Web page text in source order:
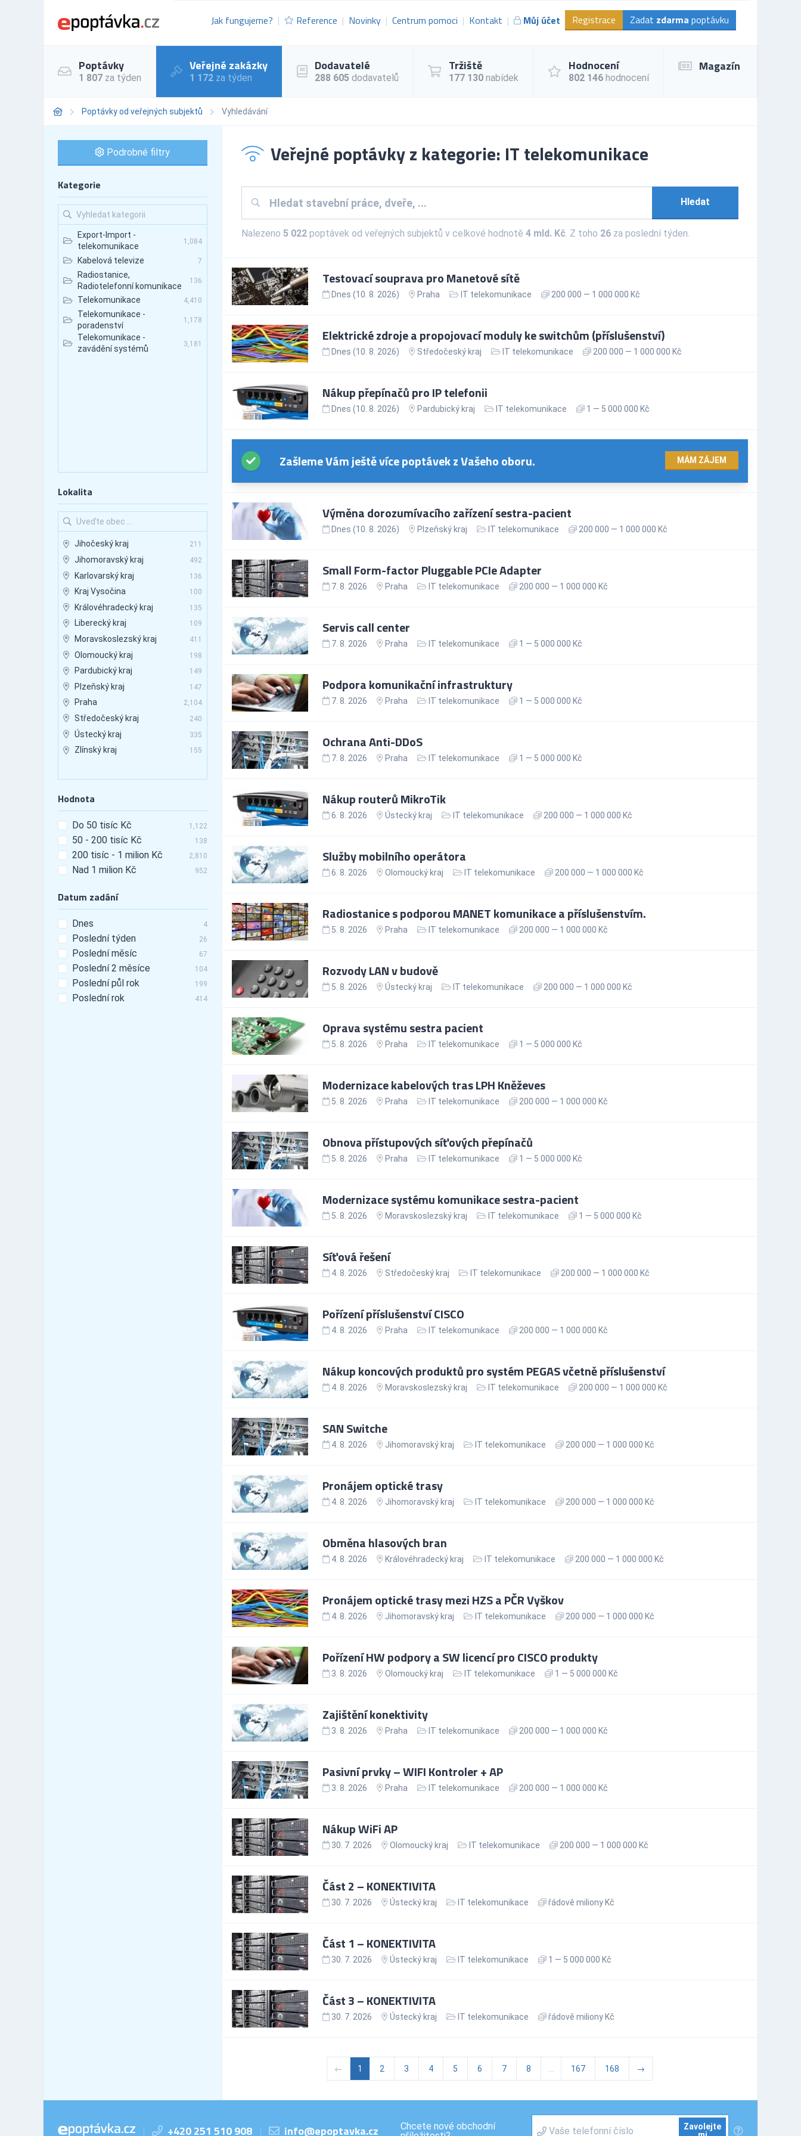
Jak fungujeme? Reference Novinky Centrum pomoci Kontakt Můj účet Registrace Zadat zdarma poptávku
Poptávky
1 807 za týden
Veřejné zakázky
1 172 za týden
Dodavatelé
288 605 dodavatelů
Tržiště
177 130 nabídek
Hodnocení
802 146 hodnocení
Magazín
Poptávky od veřejných subjektů Vyhledávání
Podrobné filtry
Kategorie
Export-Import -
telekomunikace
1,084
Kabelová televize 7
Radiostanice,
Radiotelefonní komunikace
136
Telekomunikace 4,410
Telekomunikace -
poradenství
1,178
Telekomunikace -
zavádění systémů
3,181
Lokalita
Jihočeský kraj 211
Jihomoravský kraj 492
Karlovarský kraj 136
Kraj Vysočina 100
Královéhradecký kraj 135
Liberecký kraj 109
Moravskoslezský kraj 411
Olomoucký kraj 198
Pardubický kraj 149
Plzeňský kraj 147
Praha 2,104
Středočeský kraj 240
Ústecký kraj 335
Zlínský kraj 155
Hodnota
Do 50 tisíc Kč 1,122
50 - 200 tisíc Kč 138
200 tisíc - 1 milion Kč 2,810
Nad 1 milion Kč 952
Datum zadání
Dnes 4
Poslední týden 26
Poslední měsíc 67
Poslední 2 měsíce 104
Poslední půl rok 199
Poslední rok 414
Veřejné poptávky z kategorie: IT telekomunikace
Hledat
Nalezeno 5 022poptávek od veřejných subjektů v celkové hodnotě 4 mld. Kč . Z toho 26za poslední týden.
Testovací souprava pro Manetové sítě
Dnes (10. 8. 2026) Praha IT telekomunikace 200 000 — 1 000 000 Kč
Elektrické zdroje a propojovací moduly ke switchům (příslušenství)
Dnes (10. 8. 2026) Středočeský kraj IT telekomunikace 200 000 — 1 000 000 Kč
Nákup přepínačů pro IP telefonii
Dnes (10. 8. 2026) Pardubický kraj IT telekomunikace 1 — 5 000 000 Kč
Zašleme Vám ještě více poptávek z Vašeho oboru. MÁM ZÁJEM
Výměna dorozumívacího zařízení sestra-pacient
Dnes (10. 8. 2026) Plzeňský kraj IT telekomunikace 200 000 — 1 000 000 Kč
Small Form-factor Pluggable PCIe Adapter
7. 8. 2026 Praha IT telekomunikace 200 000 — 1 000 000 Kč
Servis call center
7. 8. 2026 Praha IT telekomunikace 1 — 5 000 000 Kč
Podpora komunikační infrastruktury
7. 8. 2026 Praha IT telekomunikace 1 — 5 000 000 Kč
Ochrana Anti-DDoS
7. 8. 2026 Praha IT telekomunikace 1 — 5 000 000 Kč
Nákup routerů MikroTik
6. 8. 2026 Ústecký kraj IT telekomunikace 200 000 — 1 000 000 Kč
Služby mobilního operátora
6. 8. 2026 Olomoucký kraj IT telekomunikace 200 000 — 1 000 000 Kč
Radiostanice s podporou MANET komunikace a příslušenstvím.
5. 8. 2026 Praha IT telekomunikace 200 000 — 1 000 000 Kč
Rozvody LAN v budově
5. 8. 2026 Ústecký kraj IT telekomunikace 200 000 — 1 000 000 Kč
Oprava systému sestra pacient
5. 8. 2026 Praha IT telekomunikace 1 — 5 000 000 Kč
Modernizace kabelových tras LPH Kněževes
5. 8. 2026 Praha IT telekomunikace 200 000 — 1 000 000 Kč
Obnova přístupových síťových přepínačů
5. 8. 2026 Praha IT telekomunikace 1 — 5 000 000 Kč
Modernizace systému komunikace sestra-pacient
5. 8. 2026 Moravskoslezský kraj IT telekomunikace 1 — 5 000 000 Kč
Síťová řešení
4. 8. 2026 Středočeský kraj IT telekomunikace 200 000 — 1 000 000 Kč
Pořízení příslušenství CISCO
4. 8. 2026 Praha IT telekomunikace 200 000 — 1 000 000 Kč
Nákup koncových produktů pro systém PEGAS včetně příslušenství
4. 8. 2026 Moravskoslezský kraj IT telekomunikace 200 000 — 1 000 000 Kč
SAN Switche
4. 8. 2026 Jihomoravský kraj IT telekomunikace 200 000 — 1 000 000 Kč
Pronájem optické trasy
4. 8. 2026 Jihomoravský kraj IT telekomunikace 200 000 — 1 000 000 Kč
Obměna hlasových bran
4. 8. 2026 Královéhradecký kraj IT telekomunikace 200 000 — 1 000 000 Kč
Pronájem optické trasy mezi HZS a PČR Vyškov
4. 8. 2026 Jihomoravský kraj IT telekomunikace 200 000 — 1 000 000 Kč
Pořízení HW podpory a SW licencí pro CISCO produkty
3. 8. 2026 Olomoucký kraj IT telekomunikace 1 — 5 000 000 Kč
Zajištění konektivity
3. 8. 2026 Praha IT telekomunikace 200 000 — 1 000 000 Kč
Pasivní prvky – WIFI Kontroler + AP
3. 8. 2026 Praha IT telekomunikace 200 000 — 1 000 000 Kč
Nákup WiFi AP
30. 7. 2026 Olomoucký kraj IT telekomunikace 200 000 — 1 000 000 Kč
Část 2 – KONEKTIVITA
30. 7. 2026 Ústecký kraj IT telekomunikace řádově miliony Kč
Část 1 – KONEKTIVITA
30. 7. 2026 Ústecký kraj IT telekomunikace 1 — 5 000 000 Kč
Část 3 – KONEKTIVITA
30. 7. 2026 Ústecký kraj IT telekomunikace řádově miliony Kč
← 1 2 3 4 5 6 7 8 167 168 →
| +420 251 510 908 | info@epoptavka.cz
Chcete nové obchodní
Zavolejte